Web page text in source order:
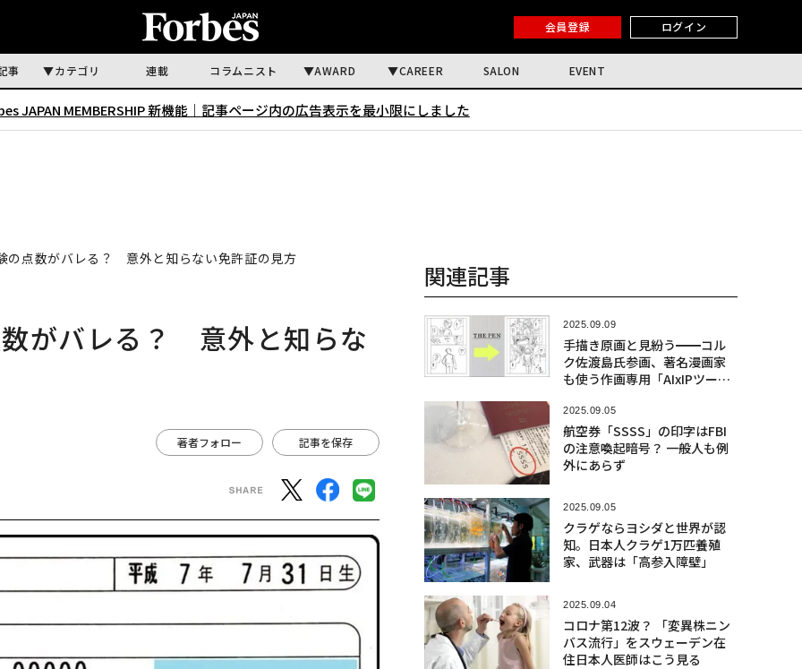
会員登録 ログイン
事 カテゴリ 連載 コラムニスト AWARD CAREER SALON EVENT
JAPAN MEMBERSHIP 新機能｜ 記事ページ内の広告表示を最小限にしました
の点数がバレる？ 意外と知らない免許証の見方
がバレる？ 意外と知らな
著者フォロー 記事を保存
関連記事
2025.09.09
手描き原画と見紛う━━コル
ク佐渡島氏参画、著名漫画家
も使う作画専用「AIxIPツー
2025.09.05
航空券「SSSS」の印字はFBI
の注意喚起暗号？ 一般人も例
外にあらず
2025.09.05
クラゲならヨシダと世界が認
知。日本人クラゲ1万匹養殖
家、武器は「高参入障壁」
2025.09.04
コロナ第12波？ 「変異株ニン
バス流行」をスウェーデン在
住日本人医師はこう見る